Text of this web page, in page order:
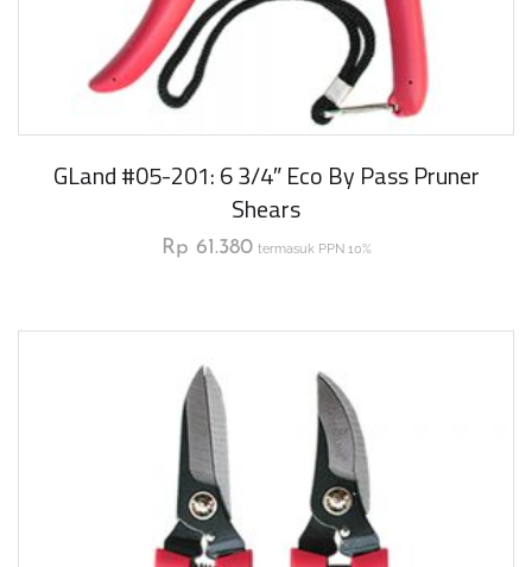
GLand #05-201: 6 3/4″ Eco By Pass Pruner
Shears
Rp 61.380 termasuk PPN 10%